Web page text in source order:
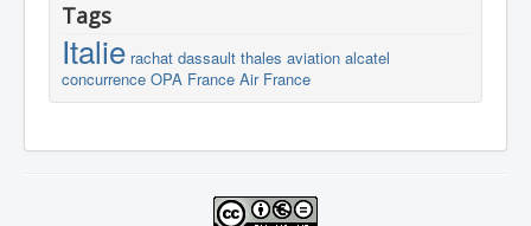
Tags
Italie rachat dassault thales aviation alcatel
concurrence OPA France Air France